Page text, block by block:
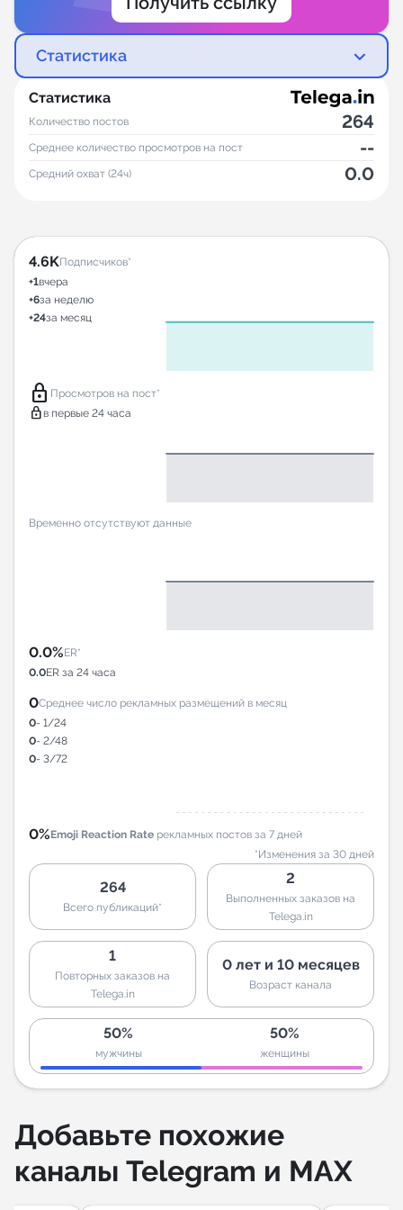
Статистика
Статистика
Количество постов 264
Среднее количество просмотров на пост --
Средний охват (24ч) 0.0
4.6KПодписчиков*
+1вчера
+6за неделю
+24за месяц
lock Просмотров на пост*
lock в первые 24 часа
Временно отсутствуют данные
0.0%ER*
0.0ER за 24 часа
0Среднее число рекламных размещений в месяц
0- 1/24
0- 2/48
0- 3/72
0%Emoji Reaction Rate рекламных постов за 7 дней
*Изменения за 30 дней
264
Всего публикаций*
2
Выполненных заказов на
Telega.in
1
Повторных заказов на
Telega.in
0 лет и 10 месяцев
Возраст канала
50%
мужчины
50%
женщины
Добавьте похожие
каналы Telegram и MAX